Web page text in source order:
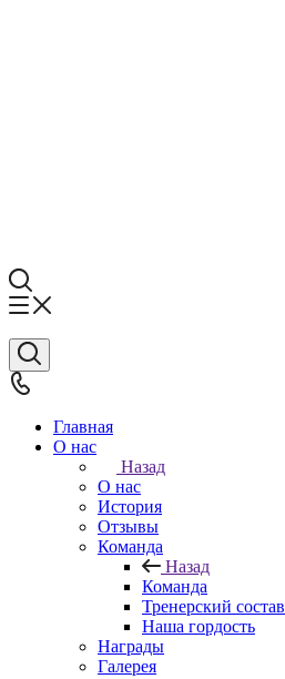
Главная
О нас
Назад
О нас
История
Отзывы
Команда
Назад
Команда
Тренерский состав
Наша гордость
Награды
Галерея